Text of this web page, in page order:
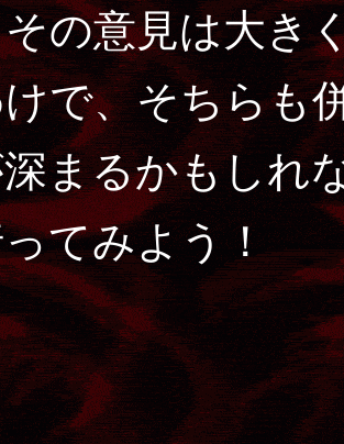
の意見は大き
で、そちらも
まるかもしれ
てみよう！